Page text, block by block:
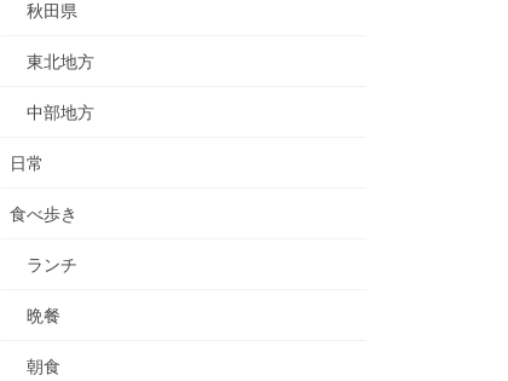
秋田県
東北地方
中部地方
日常
食べ歩き
ランチ
晩餐
朝食